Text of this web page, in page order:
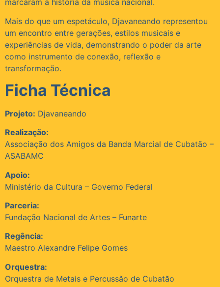
marcaram a história da música nacional.
Mais do que um espetáculo, Djavaneando representou
um encontro entre gerações, estilos musicais e
experiências de vida, demonstrando o poder da arte
como instrumento de conexão, reflexão e
transformação.
Ficha Técnica
Projeto: Djavaneando
Realização:
Associação dos Amigos da Banda Marcial de Cubatão –
ASABAMC
Apoio:
Ministério da Cultura – Governo Federal
Parceria:
Fundação Nacional de Artes – Funarte
Regência:
Maestro Alexandre Felipe Gomes
Orquestra:
Orquestra de Metais e Percussão de Cubatão